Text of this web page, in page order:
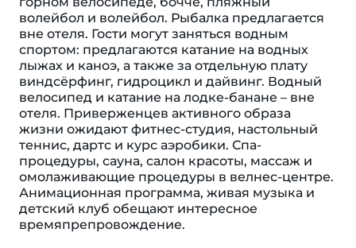
волейбол и волейбол. Рыбалка предлагается
вне отеля. Гости могут заняться водным
спортом: предлагаются катание на водных
лыжах и каноэ, а также за отдельную плату
виндсёрфинг, гидроцикл и дайвинг. Водный
велосипед и катание на лодке-банане – вне
отеля. Приверженцев активного образа
жизни ожидают фитнес-студия, настольный
теннис, дартс и курс аэробики. Спа-
процедуры, сауна, салон красоты, массаж и
омолаживающие процедуры в велнес-центре.
Анимационная программа, живая музыка и
детский клуб обещают интересное
времяпрепровождение.